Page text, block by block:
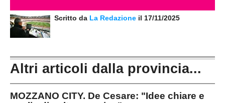
Scritto da La Redazione il 17/11/2025
Altri articoli dalla provincia...
MOZZANO CITY. De Cesare: "Idee chiare e